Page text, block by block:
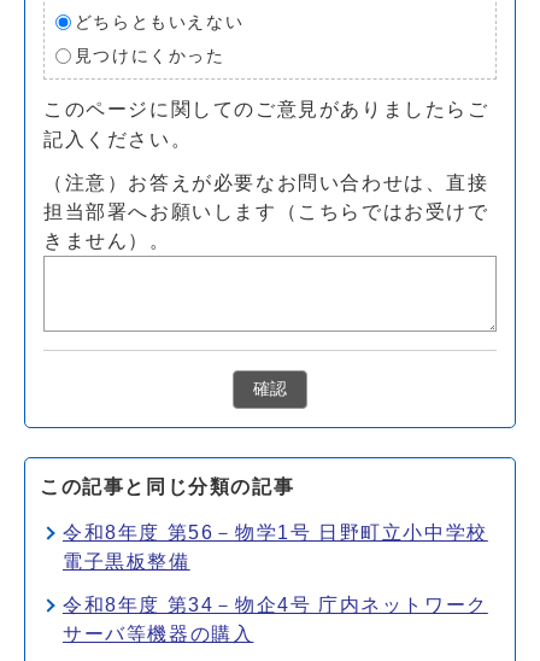
どちらともいえない
見つけにくかった
このページに関してのご意見がありましたらご
記入ください。
（注意）お答えが必要なお問い合わせは、直接
担当部署へお願いします（こちらではお受けで
きません）。
確認
この記事と同じ分類の記事
令和8年度 第56－物学1号 日野町立小中学校
電子黒板整備
令和8年度 第34－物企4号 庁内ネットワーク
サーバ等機器の購入